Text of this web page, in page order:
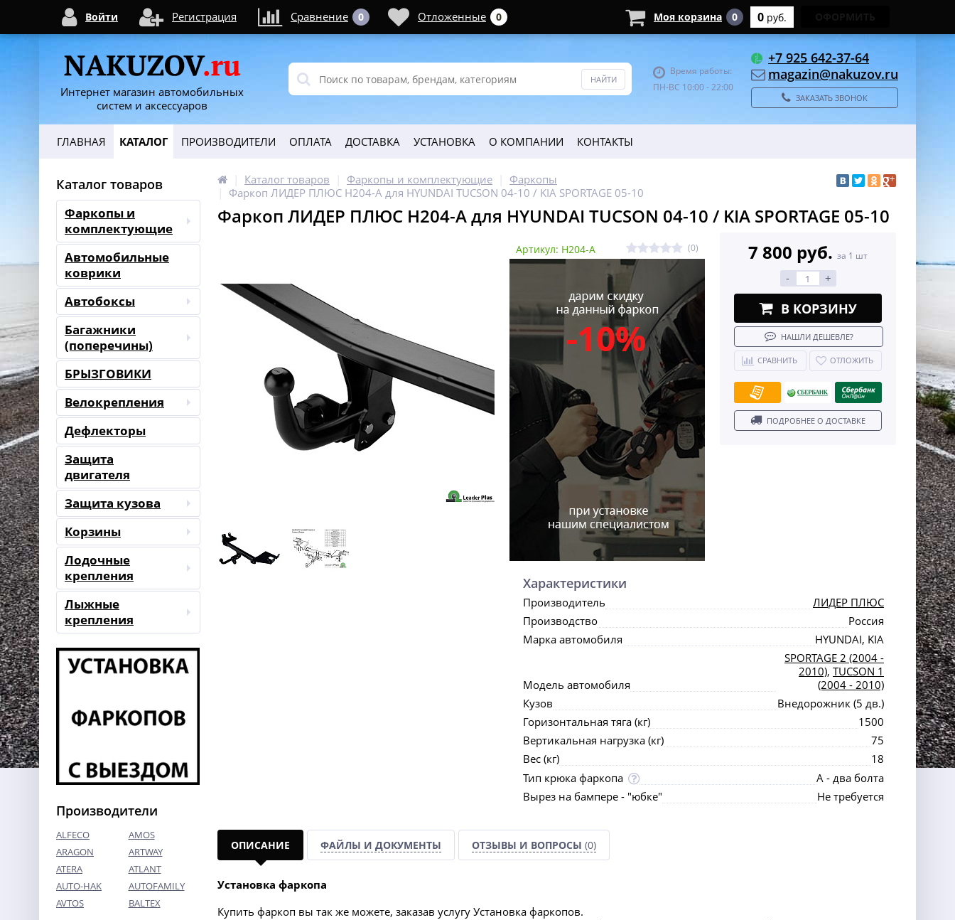
Интернет магазин автомобильных
систем и аксессуаров
Время работы:
ПН-ВС 10:00 - 22:00
+7 925 642-37-64
magazin@nakuzov.ru
ЗАКАЗАТЬ ЗВОНОК
ГЛАВНАЯ КАТАЛОГ ПРОИЗВОДИТЕЛИ ОПЛАТА ДОСТАВКА УСТАНОВКА О КОМПАНИИ КОНТАКТЫ
Каталог товаров
Фаркопы и
комплектующие
Автомобильные
коврики
Автобоксы
Багажники
(поперечины)
БРЫЗГОВИКИ
Велокрепления
Дефлекторы
Защита
двигателя
Защита кузова
Корзины
Лодочные
крепления
Лыжные
крепления
Производители
ALFECO
AMOS
ARAGON
ARTWAY
ATERA
ATLANT
AUTO-HAK
AUTOFAMILY
AVTOS
BALTEX
Каталог товаров Фаркопы и комплектующие
Фаркопы
Фаркоп ЛИДЕР ПЛЮС H204-A для HYUNDAI TUCSON 04-10 / KIA SPORTAGE 05-10
Фаркоп ЛИДЕР ПЛЮС H204-A для HYUNDAI TUCSON 04-10 / KIA SPORTAGE 05-10
Артикул: H204-A (0) 7 800 руб. за 1 шт
- +
В КОРЗИНУ
НАШЛИ ДЕШЕВЛЕ?
СРАВНИТЬ ОТЛОЖИТЬ
ПОДРОБНЕЕ О ДОСТАВКЕ
Характеристики
Производитель
ЛИДЕР ПЛЮС
Производство
Россия
Марка автомобиля
HYUNDAI, KIA
Модель автомобиля
SPORTAGE 2 (2004 -
2010), TUCSON 1
(2004 - 2010)
Кузов
Внедорожник (5 дв.)
Горизонтальная тяга (кг)
1500
Вертикальная нагрузка (кг)
75
Вес (кг)
18
Тип крюка фаркопа
А - два болта
Вырез на бампере - "юбке"
Не требуется
ОПИСАНИЕ ФАЙЛЫ И ДОКУМЕНТЫ ОТЗЫВЫ И ВОПРОСЫ (0)
Установка фаркопа
Купить фаркоп вы так же можете, заказав услугу Установка фаркопов.
Войти Регистрация Сравнение 0 Отложенные 0 Моя корзина 0 0 руб.